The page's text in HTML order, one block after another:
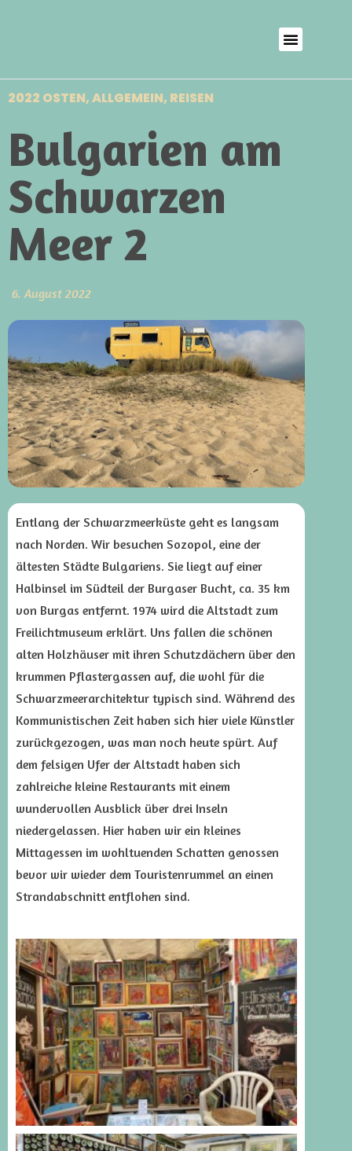
2022 OSTEN,ALLGEMEIN, REISEN
Bulgarien am
Schwarzen
Meer 2
6. August 2022
Entlang der Schwarzmeerküste geht es langsam
nach Norden. Wir besuchen Sozopol, eine der
ältesten Städte Bulgariens. Sie liegt auf einer
Halbinsel im Südteil der Burgaser Bucht, ca. 35 km
von Burgas entfernt. 1974 wird die Altstadt zum
Freilichtmuseum erklärt. Uns fallen die schönen
alten Holzhäuser mit ihren Schutzdächern über den
krummen Pflastergassen auf, die wohl für die
Schwarzmeerarchitektur typisch sind. Während des
Kommunistischen Zeit haben sich hier viele Künstler
zurückgezogen, was man noch heute spürt. Auf
dem felsigen Ufer der Altstadt haben sich
zahlreiche kleine Restaurants mit einem
wundervollen Ausblick über drei Inseln
niedergelassen. Hier haben wir ein kleines
Mittagessen im wohltuenden Schatten genossen
bevor wir wieder dem Touristenrummel an einen
Strandabschnitt entflohen sind.